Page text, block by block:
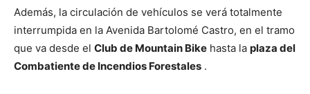
Además, la circulación de vehículos se verá totalmente
interrumpida en la Avenida Bartolomé Castro, en el tramo
que va desde el Club de Mountain Bike hasta la plaza del
Combatiente de Incendios Forestales .